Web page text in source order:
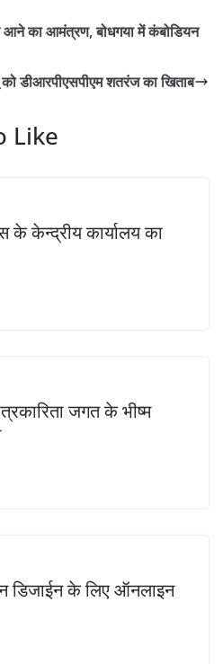
आने का आमंत्रण, बोधगया में कंबोडियन
डीआरपीएसपीएम शतरंज का खिताब
Like
केन्द्रीय कार्यालय का
जगत के भीष्म
के लिए ऑनलाइन